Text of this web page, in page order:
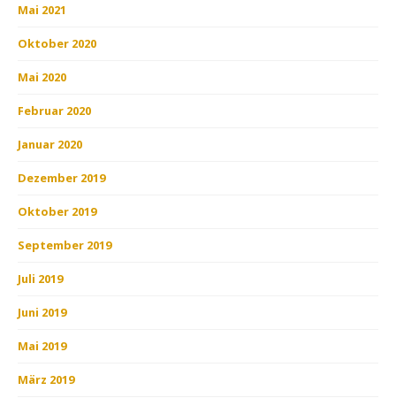
Mai 2021
Oktober 2020
Mai 2020
Februar 2020
Januar 2020
Dezember 2019
Oktober 2019
September 2019
Juli 2019
Juni 2019
Mai 2019
März 2019